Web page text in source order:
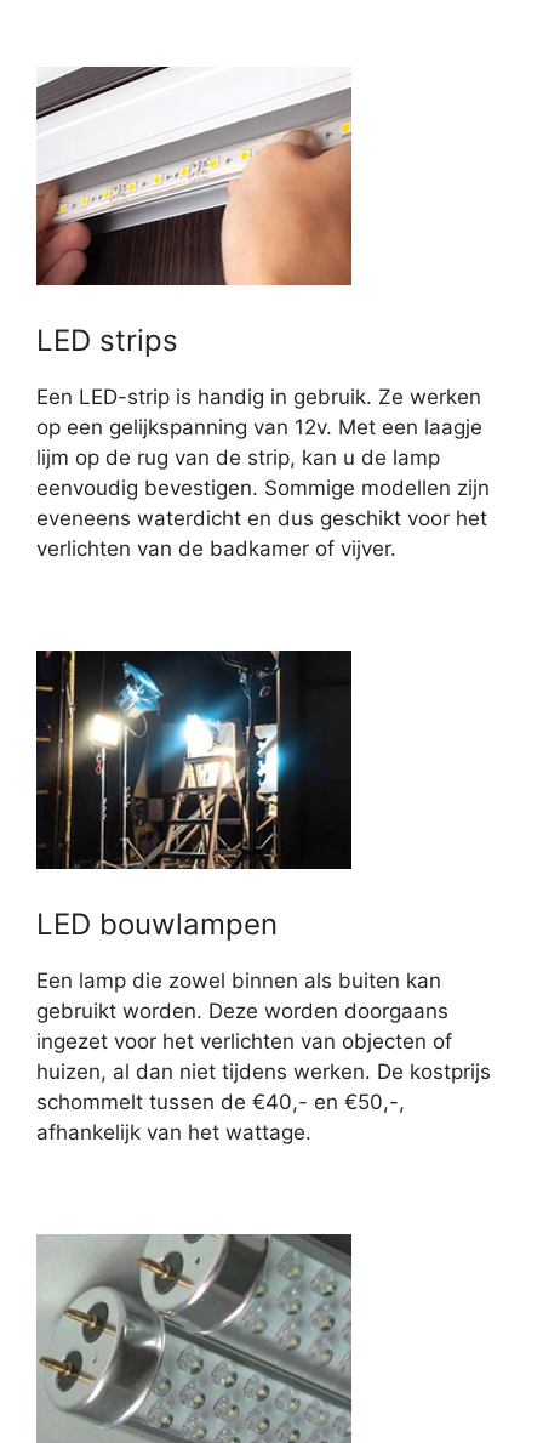
LED strips
Een LED-strip is handig in gebruik. Ze werken
op een gelijkspanning van 12v. Met een laagje
lijm op de rug van de strip, kan u de lamp
eenvoudig bevestigen. Sommige modellen zijn
eveneens waterdicht en dus geschikt voor het
verlichten van de badkamer of vijver.
LED bouwlampen
Een lamp die zowel binnen als buiten kan
gebruikt worden. Deze worden doorgaans
ingezet voor het verlichten van objecten of
huizen, al dan niet tijdens werken. De kostprijs
schommelt tussen de €40,- en €50,-,
afhankelijk van het wattage.